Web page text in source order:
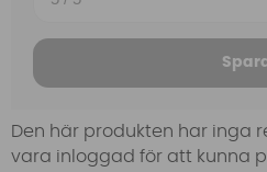
Den här produkten har inga
vara inloggad för att kunna